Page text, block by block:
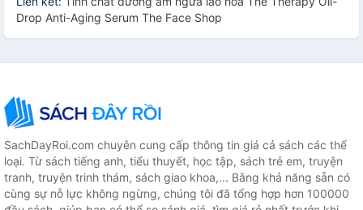
Drop Anti-Aging Serum The Face Shop
SachDayRoi.com chuyên cung cấp thông tin giá cả sách các thể
loại. Từ sách tiếng anh, tiểu thuyết, học tập, sách trẻ em, truyện
tranh, truyện trinh thám, sách giao khoa,... Bằng khả năng sẵn có
cùng sự nỗ lực không ngừng, chúng tôi đã tổng hợp hơn 100000